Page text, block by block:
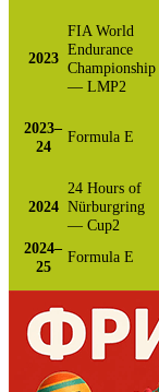
2023
FIA World
Endurance
Championship
— LMP2
2023–
24
Formula E
2024
24 Hours of
Nürburgring
— Cup2
2024–
25
Formula E